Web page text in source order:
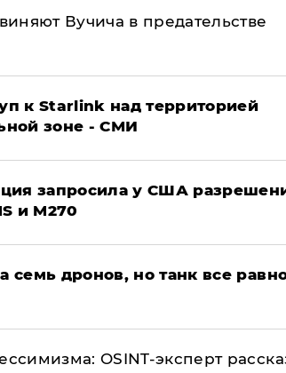
Вучича в предательстве
к Starlink над территорией
зоне - СМИ
запросила у США
и M270
семь дронов, но танк все
OSINT-эксперт